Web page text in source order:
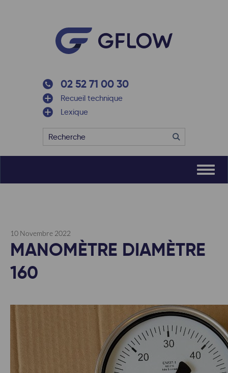
02 52 71 00 30
Recueil technique
Lexique
10 Novembre 2022
MANOMÈTRE DIAMÈTRE
160